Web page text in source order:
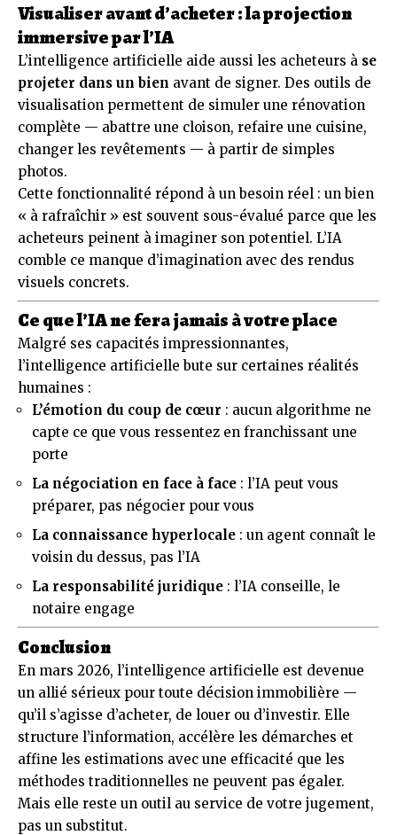
Visualiser avant d’acheter : la projection
immersive par l’IA
L’intelligence artificielle aide aussi les acheteurs à se
projeter dans un bien avant de signer. Des outils de
visualisation permettent de simuler une rénovation
complète — abattre une cloison, refaire une cuisine,
changer les revêtements — à partir de simples
photos.
Cette fonctionnalité répond à un besoin réel : un bien
« à rafraîchir » est souvent sous-évalué parce que les
acheteurs peinent à imaginer son potentiel. L’IA
comble ce manque d’imagination avec des rendus
visuels concrets.
Ce que l’IA ne fera jamais à votre place
Malgré ses capacités impressionnantes,
l’intelligence artificielle bute sur certaines réalités
humaines :
L’émotion du coup de cœur : aucun algorithme ne
capte ce que vous ressentez en franchissant une
porte
La négociation en face à face : l’IA peut vous
préparer, pas négocier pour vous
La connaissance hyperlocale : un agent connaît le
voisin du dessus, pas l’IA
La responsabilité juridique : l’IA conseille, le
notaire engage
Conclusion
En mars 2026, l’intelligence artificielle est devenue
un allié sérieux pour toute décision immobilière —
qu’il s’agisse d’acheter, de louer ou d’investir. Elle
structure l’information, accélère les démarches et
affine les estimations avec une efficacité que les
méthodes traditionnelles ne peuvent pas égaler.
Mais elle reste un outil au service de votre jugement,
pas un substitut.